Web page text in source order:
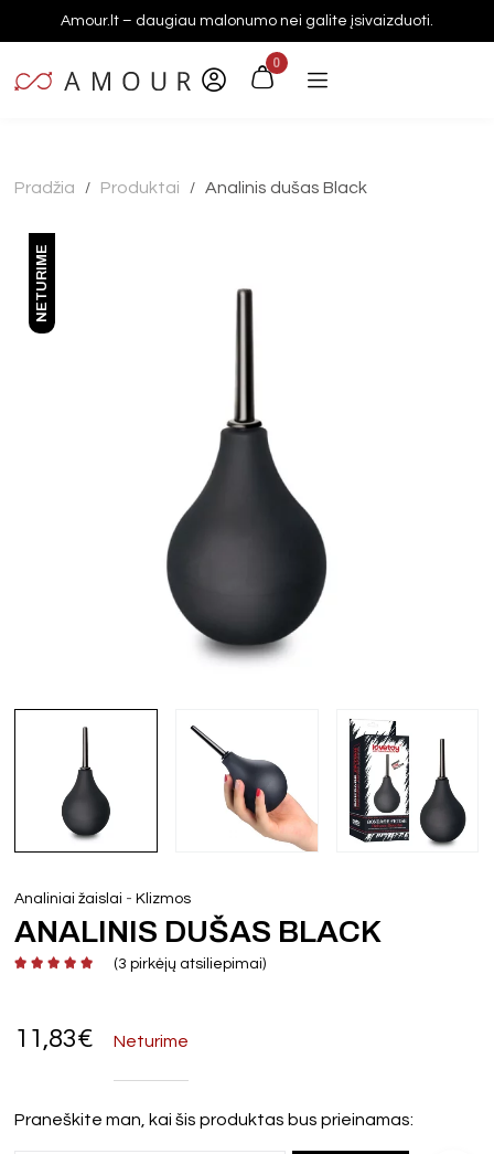
Amour.lt – daugiau malonumo nei galite įsivaizduoti.
0
Pradžia / Produktai / Analinis dušas Black
NETURIME
Analiniai žaislai -Klizmos
ANALINIS DUŠAS BLACK
(3 pirkėjų atsiliepimai)
11,83€ Neturime
Praneškite man, kai šis produktas bus prieinamas: